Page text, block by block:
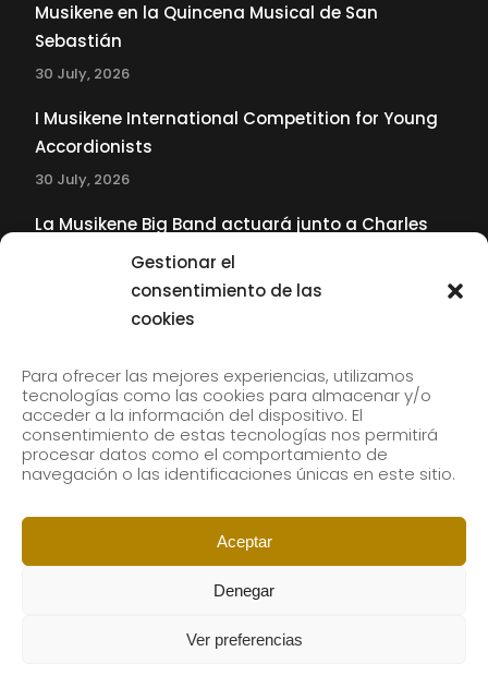
Gestionar el
consentimiento de las
cookies
Para ofrecer las mejores experiencias, utilizamos
tecnologías como las cookies para almacenar y/o
acceder a la información del dispositivo. El
consentimiento de estas tecnologías nos permitirá
procesar datos como el comportamiento de
navegación o las identificaciones únicas en este sitio.
Aceptar
Denegar
Ver preferencias
Musikene en la Quincena Musical de San
Sebastián
30 July, 2026
I Musikene International Competition for Young
Accordionists
30 July, 2026
La Musikene Big Band actuará junto a Charles
Tolliver en el 61 Jazzaldia
Subscribe to our newsletter to receive our news by
email.